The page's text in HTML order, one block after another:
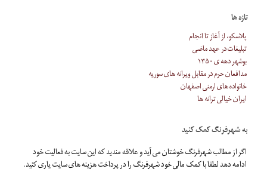
تازه ها
پلاسکو، از آغاز تا انجام
تبلیغات در عهد ماضی
بوشهر دهه ی ۱۳۵۰
مدافعان حرم در مقابل ویرانه های سوریه
خانواده های ارمنی اصفهان
ایران خیالی ترانه ها
به شهرفرنگ کمک کنید
اگر از مطالب شهرفرنگ خوشتان می آید و علاقه مندید که این سایت به فعالیت خود
ادامه دهد لطفا با کمک مالی خود شهرفرنگ را در پرداخت هزینه های سایت یاری کنید.